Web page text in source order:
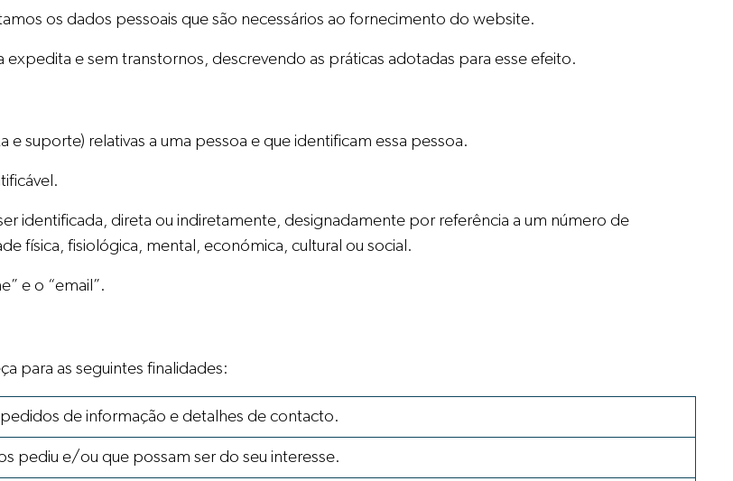
os dados pessoais que são necessários ao fornecimento do website.
e sem transtornos, descrevendo as práticas adotadas para esse efeito.
suporte) relativas a uma pessoa e que identificam essa pessoa.
identificada, direta ou indiretamente, designadamente por referência a um número de
física, fisiológica, mental, económica, cultural ou social.
e o “email”.
para as seguintes finalidades:
de informação e detalhes de contacto.
pediu e/ou que possam ser do seu interesse.